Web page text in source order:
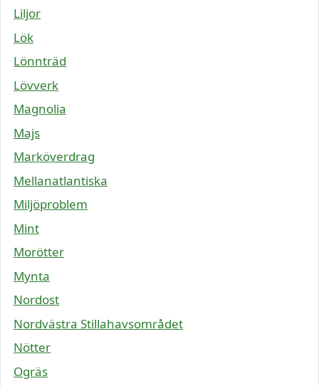
Liljor
Lök
Lönnträd
Lövverk
Magnolia
Majs
Marköverdrag
Mellanatlantiska
Miljöproblem
Mint
Morötter
Mynta
Nordost
Nordvästra Stillahavsområdet
Nötter
Ogräs